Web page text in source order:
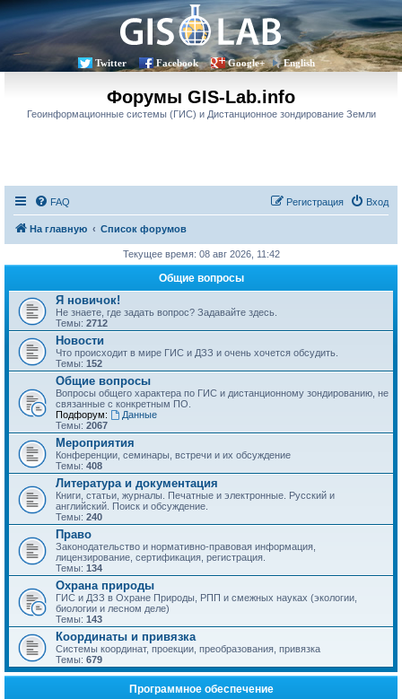
Twitter Facebook Google+ English
Форумы GIS-Lab.info
Геоинформационные системы (ГИС) и Дистанционное зондирование Земли
FAQ Вход
Регистрация
На главную Список форумов
Текущее время: 08 авг 2026, 11:42
Общие вопросы
Я новичок!
Не знаете, где задать вопрос? Задавайте здесь.
Темы: 2712
Новости
Что происходит в мире ГИС и ДЗЗ и очень хочется обсудить.
Темы: 152
Общие вопросы
Вопросы общего характера по ГИС и дистанционному зондированию, не
связанные с конкретным ПО.
Подфорум:
Данные
Темы: 2067
Мероприятия
Конференции, семинары, встречи и их обсуждение
Темы: 408
Литература и документация
Книги, статьи, журналы. Печатные и электронные. Русский и
английский. Поиск и обсуждение.
Темы: 240
Право
Законодательство и нормативно-правовая информация,
лицензирование, сертификация, регистрация.
Темы: 134
Охрана природы
ГИС и ДЗЗ в Охране Природы, РПП и смежных науках (экологии,
биологии и лесном деле)
Темы: 143
Координаты и привязка
Системы координат, проекции, преобразования, привязка
Темы: 679
Программное обеспечение